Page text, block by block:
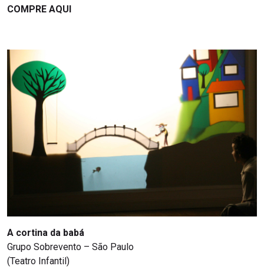
COMPRE AQUI
A cortina da babá
Grupo Sobrevento – São Paulo
(Teatro Infantil)